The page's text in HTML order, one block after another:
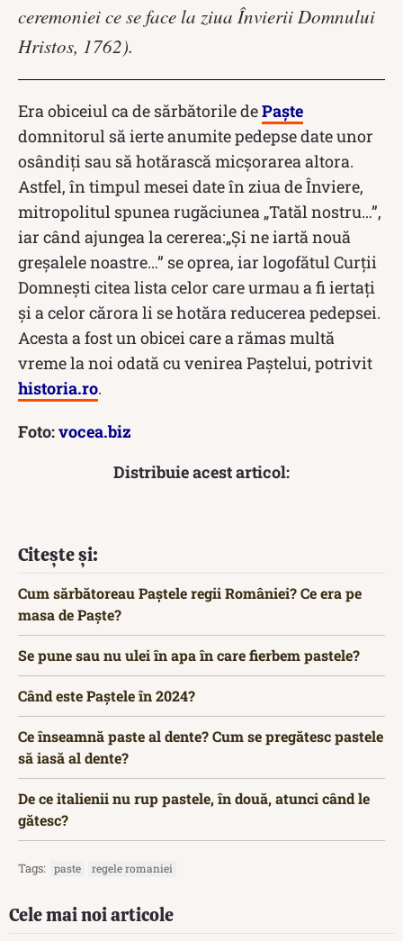
ceremoniei ce se face la ziua Învierii Domnului
Hristos, 1762).
Era obiceiul ca de sărbătorile dePaşte
domnitorul să ierte anumite pedepse date unor
osândiţi sau să hotărască micşorarea altora.
Astfel, în timpul mesei date în ziua de Înviere,
mitropolitul spunea rugăciunea „Tatăl nostru…”,
iar când ajungea la cererea:„Şi ne iartă nouă
greşalele noastre…” se oprea, iar logofătul Curţii
Domneşti citea lista celor care urmau a fi iertaţi
şi a celor cărora li se hotăra reducerea pedepsei.
Acesta a fost un obicei care a rămas multă
vreme la noi odată cu venirea Paştelui, potrivit
historia.ro.
Foto:vocea.biz
Distribuie acest articol:
Citește și:
Cum sărbătoreau Paștele regii României? Ce era pe
masa de Paște?
Se pune sau nu ulei în apa în care fierbem pastele?
Când este Paștele în 2024?
Ce înseamnă paste al dente? Cum se pregătesc pastele
să iasă al dente?
De ce italienii nu rup pastele, în două, atunci când le
gătesc?
Tags: paste regele romaniei
Cele mai noi articole